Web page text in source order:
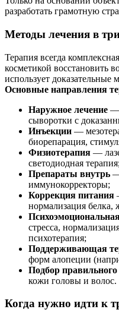
разработать грамотную
Методы лечения в
Терапия всегда
косметикой восстановить
использует доказательные
Основные направления
Наружное лечение —
сыворотки с
Инъекции —
биорепарация,
Физиотерапия —
светодиодная терапия;
Препараты внутрь
иммунокорректоры;
Коррекция питания
нормализация белка,
стресса,
психотерапия;
Поддерживающая
форм алопеции
Подбор правильного
кожи головы и волос.
Когда нужно идти к